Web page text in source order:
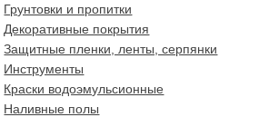
Грунтовки и пропитки
Декоративные покрытия
Защитные пленки, ленты, серпянки
Инструменты
Краски водоэмульсионные
Наливные полы